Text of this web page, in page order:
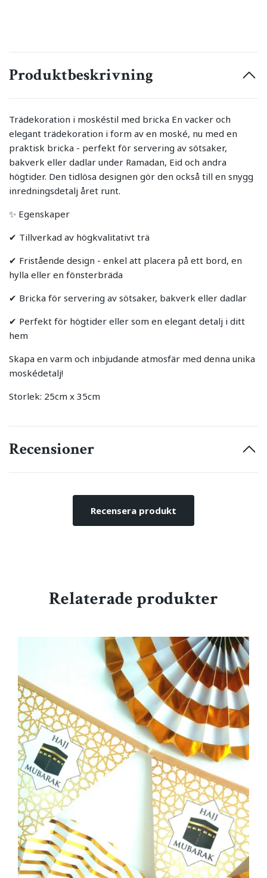
Produktbeskrivning
Trädekoration i moskéstil med bricka En vacker och
elegant trädekoration i form av en moské, nu med en
praktisk bricka - perfekt för servering av sötsaker,
bakverk eller dadlar under Ramadan, Eid och andra
högtider. Den tidlösa designen gör den också till en snygg
inredningsdetalj året runt.
✨ Egenskaper
✔ Tillverkad av högkvalitativt trä
✔ Fristående design - enkel att placera på ett bord, en
hylla eller en fönsterbräda
✔ Bricka för servering av sötsaker, bakverk eller dadlar
✔ Perfekt för högtider eller som en elegant detalj i ditt
hem
Skapa en varm och inbjudande atmosfär med denna unika
moskédetalj!
Storlek: 25cm x 35cm
Recensioner
Recensera produkt
Relaterade produkter